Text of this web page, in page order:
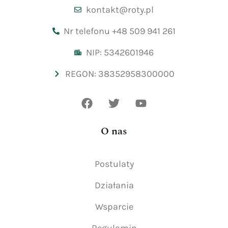
kontakt@roty.pl
Nr telefonu +48 509 941 261
NIP: 5342601946
REGON: 38352958300000
O nas
Postulaty
Działania
Wsparcie